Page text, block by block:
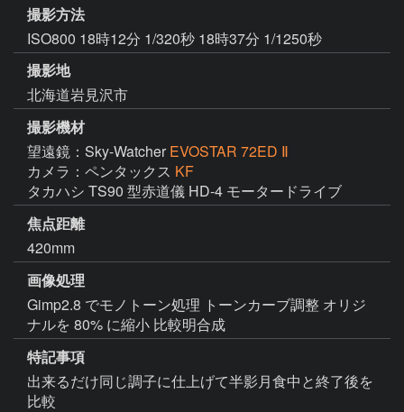
撮影方法
ISO800 18時12分 1/320秒 18時37分 1/1250秒
撮影地
北海道岩見沢市
撮影機材
望遠鏡：Sky-Watcher EVOSTAR 72ED Ⅱ
カメラ：ペンタックス KF
タカハシ TS90 型赤道儀 HD-4 モータードライブ
焦点距離
420mm
画像処理
Gimp2.8 でモノトーン処理 トーンカーブ調整 オリジ
ナルを 80% に縮小 比較明合成
特記事項
出来るだけ同じ調子に仕上げて半影月食中と終了後を
比較